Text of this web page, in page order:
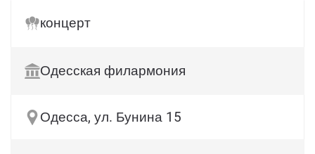
концерт
Одесская филармония
Одесса, ул. Бунина 15